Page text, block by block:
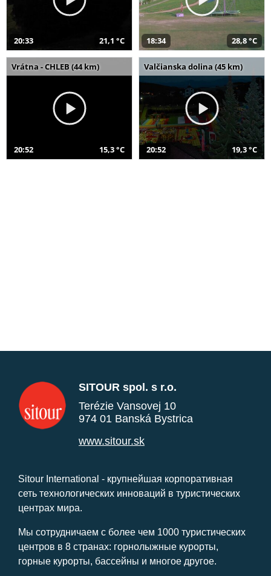
20:33 21,1 °C 18:34 28,8 °C
Vrátna - CHLEB (44 km)
20:52 15,3 °C
Valčianska dolina (45 km)
20:52 19,3 °C
SITOUR spol. s r.o.
Terézie Vansovej 10
974 01 Banská Bystrica
www.sitour.sk
Sitour International - крупнейшая корпоративная
сеть технологических инноваций в туристических
центрах мира.
Мы сотрудничаем с более чем 1000 туристических
центров в 8 странах: горнолыжные курорты,
горные курорты, бассейны и многое другое.